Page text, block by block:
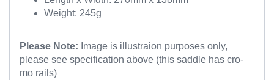
Weight: 245g
Please Note: Image is illustraion purposes only,
please see specification above (this saddle has cro-
mo rails)